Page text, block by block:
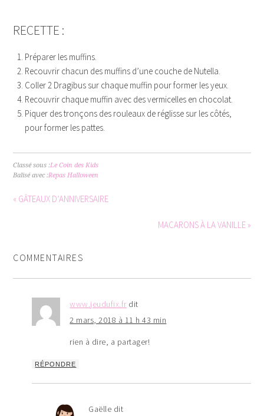
RECETTE :
Préparer les muffins.
Recouvrir chacun des muffins d’une couche de Nutella.
Coller 2 Dragibus sur chaque muffin pour former les yeux.
Recouvrir chaque muffin avec des vermicelles en chocolat.
Piquer des tronçons des rouleaux de réglisse sur les côtés,
pour former les pattes.
Classé sous :Le Coin des Kids
Balisé avec :Repas Halloween
« GÂTEAUX D’ANNIVERSAIRE
MACARONS À LA VANILLE »
COMMENTAIRES
www.jeudufix.fr dit
2 mars, 2018 à 11 h 43 min
rien à dire, a partager!
RÉPONDRE
Gaëlle dit